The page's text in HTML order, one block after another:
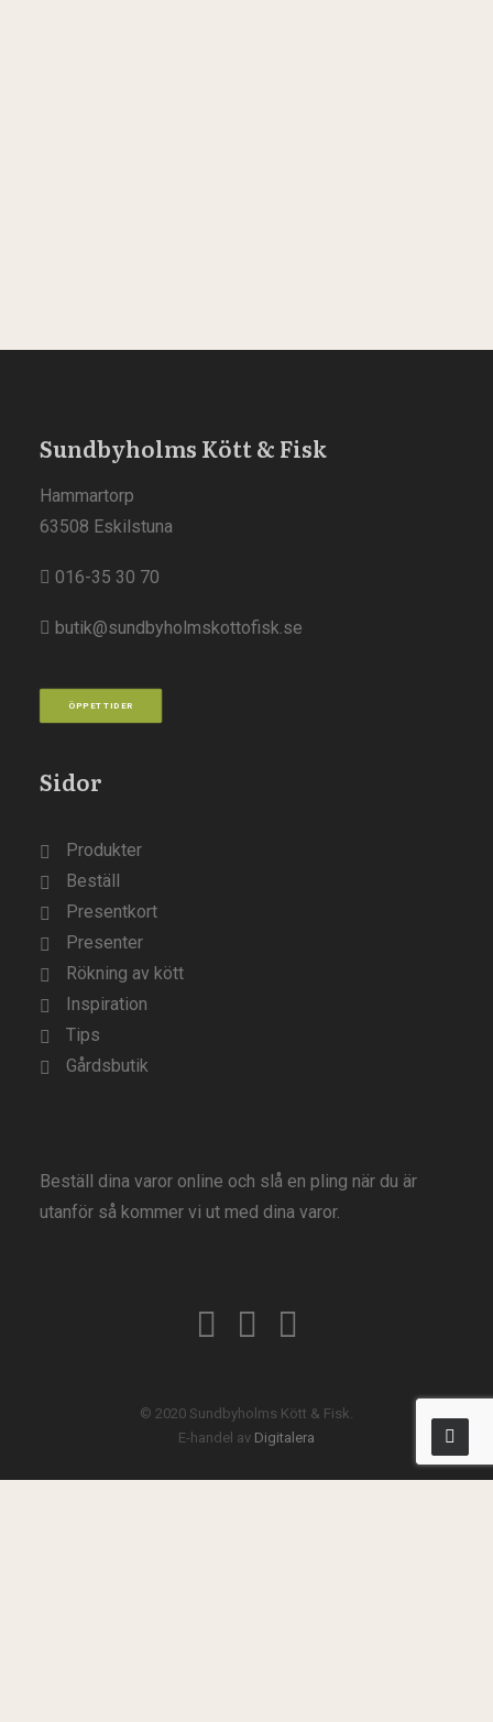
Sundbyholms Kött & Fisk
Hammartorp
63508 Eskilstuna
016-35 30 70
butik@sundbyholmskottofisk.se
ÖPPETTIDER
Sidor
Produkter
Beställ
Presentkort
Presenter
Rökning av kött
Inspiration
Tips
Gårdsbutik
Beställ dina varor online och slå en pling när du är
utanför så kommer vi ut med dina varor.
© 2020 Sundbyholms Kött & Fisk.
E-handel av Digitalera